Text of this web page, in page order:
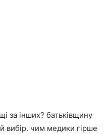
за інших? батьківщину
вибір. чим медики гірше